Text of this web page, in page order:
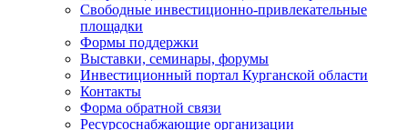
Свободные инвестиционно-привлекательные
площадки
Формы поддержки
Выставки, семинары, форумы
Инвестиционный портал Курганской области
Контакты
Форма обратной связи
Ресурсоснабжающие организации